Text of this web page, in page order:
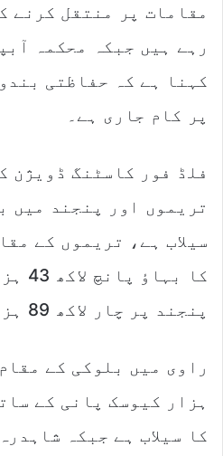
مقامات پر منتقل کرنے
رہے ہیں جبکہ محکمہ
کہنا ہے کہ حفاظتی
پر کام جاری ہے۔
فلڈ فور کاسٹنگ ڈویژن
تریموں اور پنجند میں
سیلاب ہے، تریموں کے
کا
پنجند پر چار لاکھ 89 ہزار کیوسک ہے۔
ہزار کیوسک پانی کے
کا سیلاب ہے جبکہ